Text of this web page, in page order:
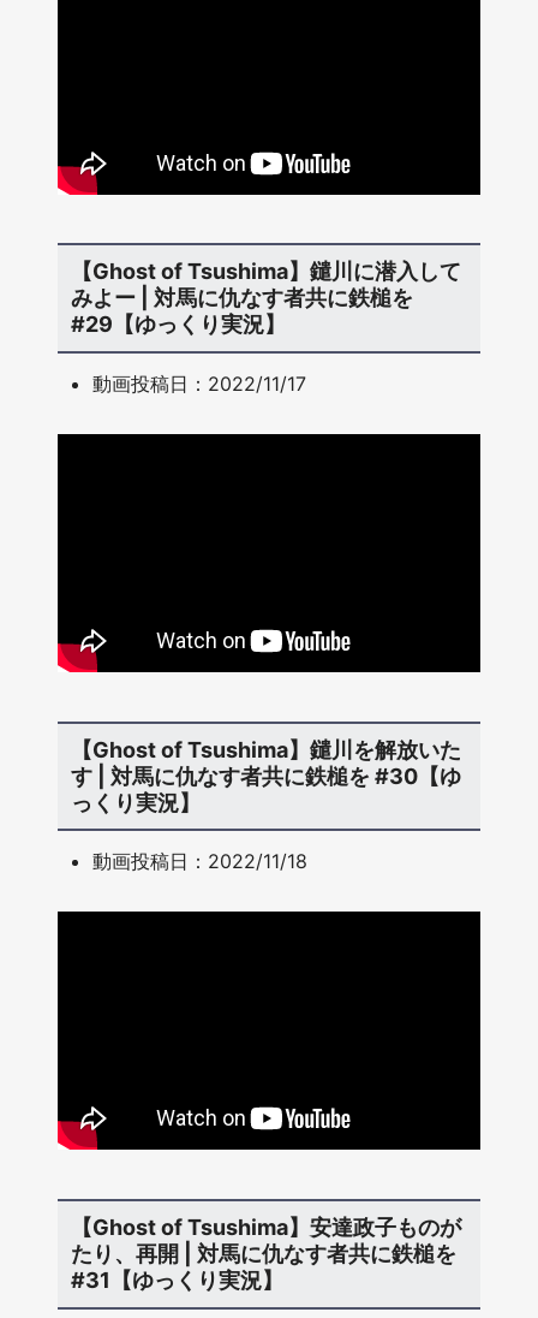
【Ghost of Tsushima】鑓川に潜入して
みよー | 対馬に仇なす者共に鉄槌を
#29【ゆっくり実況】
動画投稿日：2022/11/17
【Ghost of Tsushima】鑓川を解放いた
す | 対馬に仇なす者共に鉄槌を #30【ゆ
っくり実況】
動画投稿日：2022/11/18
【Ghost of Tsushima】安達政子ものが
たり、再開 | 対馬に仇なす者共に鉄槌を
#31【ゆっくり実況】